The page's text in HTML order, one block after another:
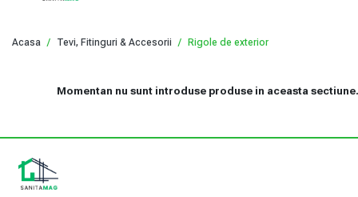
Acasa Tevi, Fitinguri & Accesorii Rigole de exterior
Momentan nu sunt introduse produse in aceasta sectiune.